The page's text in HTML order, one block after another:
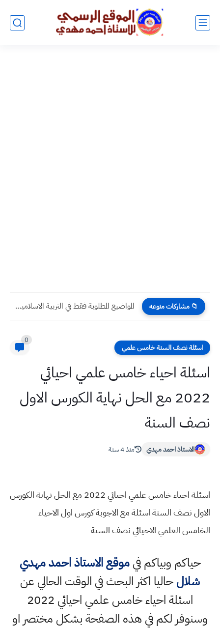
📁 مشاركات منوعه طقس العراق خلال ايام عيد الفطر ٢٠٢٢
اسئلة نصف السنة خامس علمي
0
اسئلة احياء خامس علمي احيائي
2022 مع الحل نهاية الكورس الاول
نصف السنة
الاستاذ احمد مهدي منذ 4 سنة
اسئلة احياء خامس علمي احيائي 2022 مع الحل نهاية الكورس
الاول نصف السنة اسئلة مع الاجوبة كورس اول الاحياء
الخامس العلمي الاحيائي نصف السنة
حياكم وبياكم فيموقع الاستاذ احمد مهدي
شلالحاليا اكثر البحث في الوقت الحالي عن
اسئلة احياء خامس علمي احيائي 2022
وسنوفر لكم في هذه الصفحة بشكل مختصر او